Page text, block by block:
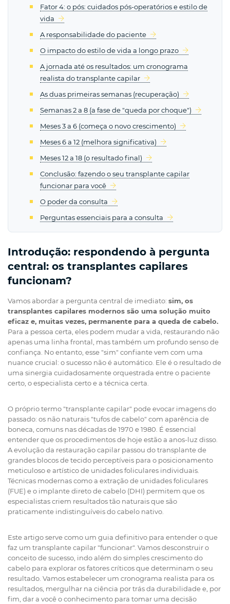
Fator 4: o pós: cuidados pós-operatórios e estilo de
vida
A responsabilidade do paciente
O impacto do estilo de vida a longo prazo
A jornada até os resultados: um cronograma
realista do transplante capilar
As duas primeiras semanas (recuperação)
Semanas 2 a 8 (a fase de "queda por choque")
Meses 3 a 6 (começa o novo crescimento)
Meses 6 a 12 (melhora significativa)
Meses 12 a 18 (o resultado final)
Conclusão: fazendo o seu transplante capilar
funcionar para você
O poder da consulta
Perguntas essenciais para a consulta
Introdução: respondendo à pergunta
central: os transplantes capilares
funcionam?
Vamos abordar a pergunta central de imediato: sim, os
transplantes capilares modernos são uma solução muito
eficaz e, muitas vezes, permanente para a queda de cabelo.
Para a pessoa certa, eles podem mudar a vida, restaurando não
apenas uma linha frontal, mas também um profundo senso de
confiança. No entanto, esse "sim" confiante vem com uma
nuance crucial: o sucesso não é automático. Ele é o resultado de
uma sinergia cuidadosamente orquestrada entre o paciente
certo, o especialista certo e a técnica certa.
O próprio termo "transplante capilar" pode evocar imagens do
passado: os não naturais "tufos de cabelo" com aparência de
boneca, comuns nas décadas de 1970 e 1980. É essencial
entender que os procedimentos de hoje estão a anos-luz disso.
A evolução da restauração capilar passou do transplante de
grandes blocos de tecido perceptíveis para o posicionamento
meticuloso e artístico de unidades foliculares individuais.
Técnicas modernas como a extração de unidades foliculares
(FUE) e o implante direto de cabelo (DHI) permitem que os
especialistas criem resultados tão naturais que são
praticamente indistinguíveis do cabelo nativo.
Este artigo serve como um guia definitivo para entender o que
faz um transplante capilar "funcionar". Vamos desconstruir o
conceito de sucesso, indo além do simples crescimento do
cabelo para explorar os fatores críticos que determinam o seu
resultado. Vamos estabelecer um cronograma realista para os
resultados, mergulhar na ciência por trás da durabilidade e, por
fim, dar a você o conhecimento para tomar uma decisão